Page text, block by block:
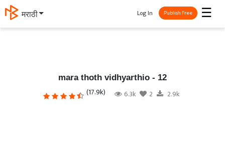
मराठी ☰
Log In Publish Free
mara thoth vidhyarthio - 12
(17.9k) 6.3k 2 2.9k